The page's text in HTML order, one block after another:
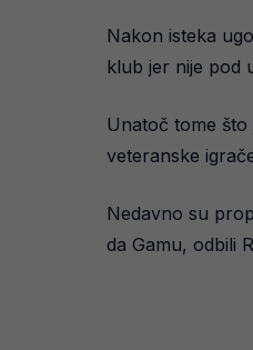
Nakon isteka
klub jer nije pod
Unatoč tome što
veteranske
Nedavno su
da Gamu, odbili